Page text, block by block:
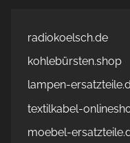
radiokoelsch.de
kohlebürsten.shop
lampen-
textilkabel-
moebel-